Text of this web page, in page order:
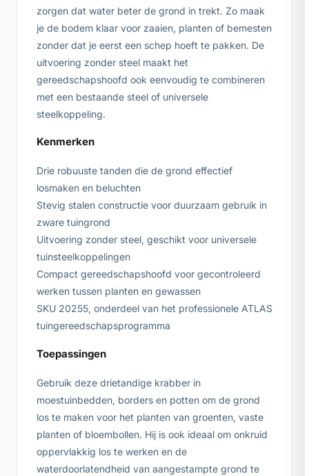
zorgen dat water beter de grond in trekt. Zo maak
je de bodem klaar voor zaaien, planten of bemesten
zonder dat je eerst een schep hoeft te pakken. De
uitvoering zonder steel maakt het
gereedschapshoofd ook eenvoudig te combineren
met een bestaande steel of universele
steelkoppeling.
Kenmerken
Drie robuuste tanden die de grond effectief
losmaken en beluchten
Stevig stalen constructie voor duurzaam gebruik in
zware tuingrond
Uitvoering zonder steel, geschikt voor universele
tuinsteelkoppelingen
Compact gereedschapshoofd voor gecontroleerd
werken tussen planten en gewassen
SKU 20255, onderdeel van het professionele ATLAS
tuingereedschapsprogramma
Toepassingen
Gebruik deze drietandige krabber in
moestuinbedden, borders en potten om de grond
los te maken voor het planten van groenten, vaste
planten of bloembollen. Hij is ook ideaal om onkruid
oppervlakkig los te werken en de
waterdoorlatendheid van aangestampte grond te